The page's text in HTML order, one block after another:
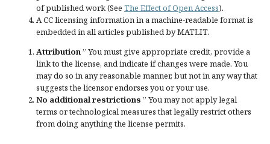
of published work (See The Effect of Open Access).
A CC licensing information in a machine-readable format is
embedded in all articles published by MATLIT.
Attribution” You must give appropriate credit, provide a
link to the license, andindicate if changes were made. You
may do so in any reasonable manner, but not in any way that
suggests the licensor endorses you or your use.
No additional restrictions ” You may not apply legal
terms ortechnological measuresthat legally restrict others
from doing anything the license permits.